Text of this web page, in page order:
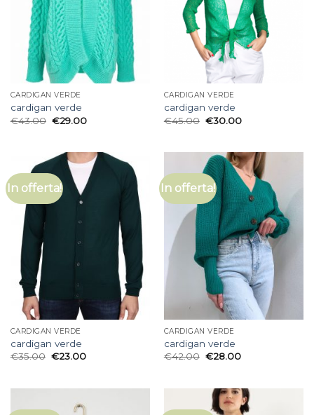
CARDIGAN VERDE
cardigan verde
€43.00 €29.00
CARDIGAN VERDE
cardigan verde
€45.00 €30.00
In offerta!
CARDIGAN VERDE
cardigan verde
€35.00 €23.00
In offerta!
CARDIGAN VERDE
cardigan verde
€42.00 €28.00